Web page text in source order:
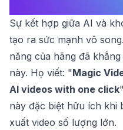
Sự kết hợp giữa AI và
tạo ra sức mạnh vô
năng của hãng đã
này. Họ viết: "Magic
AI videos with one click
này đặc biệt hữu ích khi
xuất video số lượng lớn.